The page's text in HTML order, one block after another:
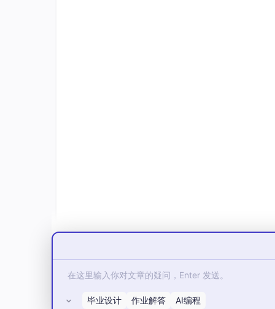
时序变化趋势，完成环境数据深度挖掘。
训练与超参数调优，通过多维度评价指标筛选
毕业设计 作业解答 AI编程